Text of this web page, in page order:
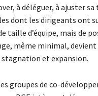
à déléguer, à ajuster
dont les dirigeants ont
taille d’équipe, mais de
même minimal,
et expansion.
groupes de co-